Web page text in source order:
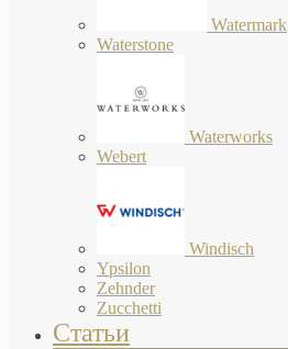
Watermark
Waterstone
Waterworks
Webert
Windisch
Ypsilon
Zehnder
Zucchetti
Статьи